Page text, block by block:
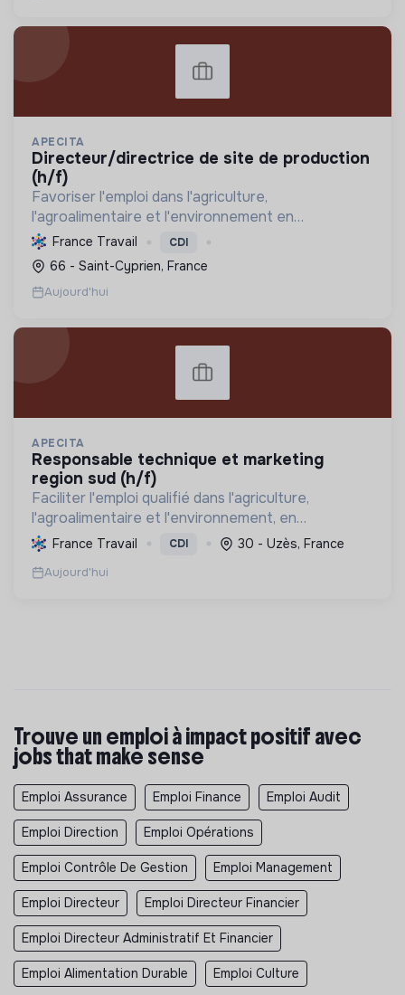
APECITA
directeur/directrice de site de production
(h/f)
Favoriser l'emploi dans l'agriculture,
l'agroalimentaire et l'environnement en
connectant candidats et employeurs, et en
promouvant les métiers de la transition
écologique.
France Travail CDI
66 - Saint-Cyprien, France
Aujourd'hui
APECITA
responsable technique et marketing
region sud (h/f)
Faciliter l'emploi qualifié dans l'agriculture,
l'agroalimentaire et l'environnement, en
promouvant l'agroécologie et les biosolutions pour
une transition durable et respectueuse de la
nature.
France Travail CDI 30 - Uzès, France
Aujourd'hui
Trouve un emploi à impact positif avec
jobs that make sense
Emploi Assurance Emploi Finance Emploi Audit
Emploi Direction Emploi Opérations
Emploi Contrôle De Gestion Emploi Management
Emploi Directeur Emploi Directeur Financier
Emploi Directeur Administratif Et Financier
Emploi Alimentation Durable Emploi Culture